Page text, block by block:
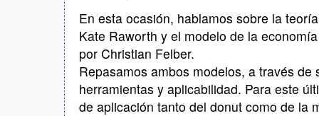
En esta ocasión, hablamos sobre la
Kate Raworth y el modelo de la
por Christian Felber.
Repasamos ambos modelos, a través de
herramientas y aplicabilidad. Para este
de aplicación tanto del donut como de la